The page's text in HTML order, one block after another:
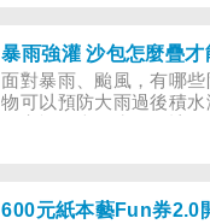
慮？會危害人體健康嗎？
易有瘦肉精殘留？哪四
牛肉或豬肉？
面對暴雨、颱風，有哪
物可以預防大雨過後積
造成的痠痛？想要除濕